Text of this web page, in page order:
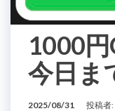
1000
今日ま
2025/08/31 投稿者: